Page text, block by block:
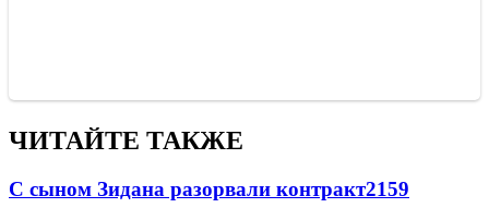
ЧИТАЙТЕ ТАКЖЕ
С сыном Зидана разорвали контракт2159